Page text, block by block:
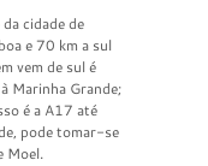
cidade de
e 70 km a sul
vem de sul é
Marinha Grande;
é a A17 até
pode tomar-se
Moel.